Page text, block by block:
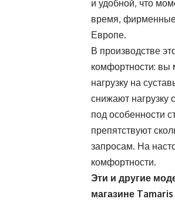
и удобной, что
время, фирменные
Европе.
В производстве
комфортности: вы
нагрузку на
снижают нагрузку
под особенности
препятствуют
запросам. На
комфортности.
Эти и другие
магазине Tamaris